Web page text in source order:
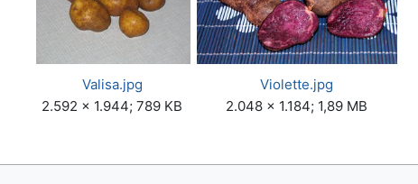
Valisa.jpg
2.592 × 1.944; 789 KB
Violette.jpg
2.048 × 1.184; 1,89 MB